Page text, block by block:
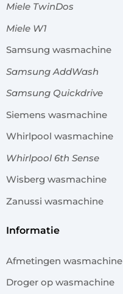
Miele TwinDos
Miele W1
Samsung wasmachine
Samsung AddWash
Samsung Quickdrive
Siemens wasmachine
Whirlpool wasmachine
Whirlpool 6th Sense
Wisberg wasmachine
Zanussi wasmachine
informatie
Afmetingen wasmachine
Droger op wasmachine